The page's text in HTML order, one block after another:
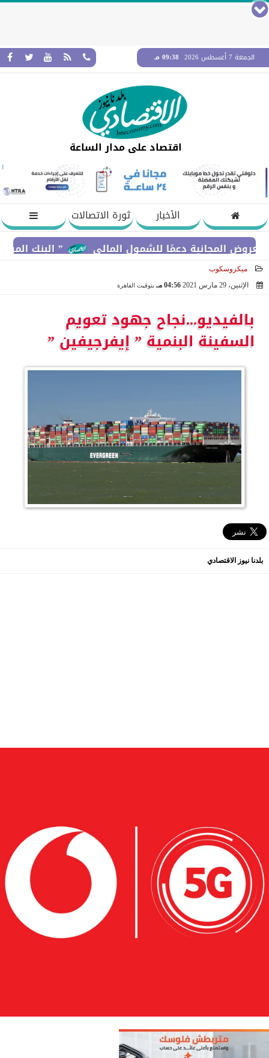
الجمعة 7 أغسطس 2026 09:38 مـ
اقتصاد على مدار الساعة
الأخبار
ثورة الاتصالات
” البنك المركزي” : معدلات الشمول
دعمًا للشمول المالي
ميكروسكوب
الإثنين، 29 مارس 2021
04:56 مـ بتوقيت القاهرة
بالفيديو...نجاح جهود تعويم
السفينة البنمية ” إيفرجيفين ”
بلدنا نيوز الاقتصادي